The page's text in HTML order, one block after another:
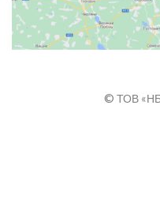
© ТОВ